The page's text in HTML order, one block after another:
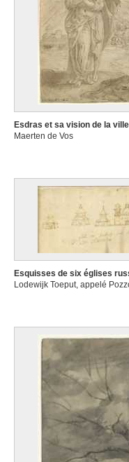
Esdras et sa vision de la
Maerten de Vos
Esquisses de six églises
Lodewijk Toeput, appelé